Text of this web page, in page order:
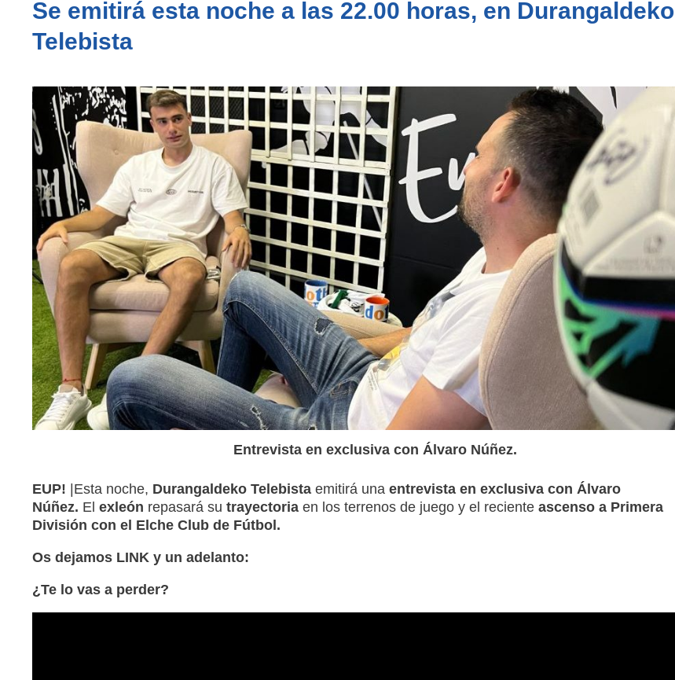
Se emitirá esta noche a las 22.00 horas, en Durangaldeko
Telebista
Entrevista en exclusiva con Álvaro Núñez.
EUP! |Esta noche, Durangaldeko Telebistaemitirá unaentrevista en exclusiva con Álvaro
Núñez. El exleón repasará su trayectoria en los terrenos de juego y el recienteascenso a Primera
División con el Elche Club de Fútbol .
Os dejamos LINK y un adelanto:
¿Te lo vas a perder?